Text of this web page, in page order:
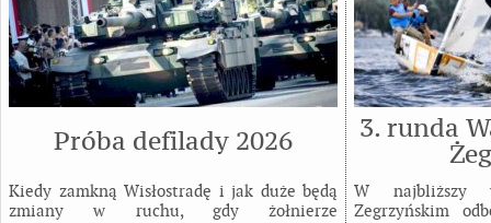
Próba defilady 2026
Kiedy zamkną Wisłostradę i jak duże będą
zmiany w ruchu, gdy żołnierze
3. runda
W najbliższy
Zegrzyńskim